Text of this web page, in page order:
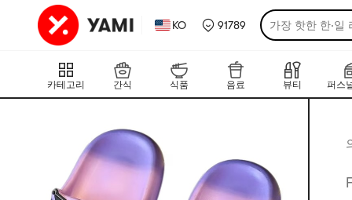
KO 91789 가장 핫한 한·일
카테고리 간식 식품 음료 뷰티 퍼스